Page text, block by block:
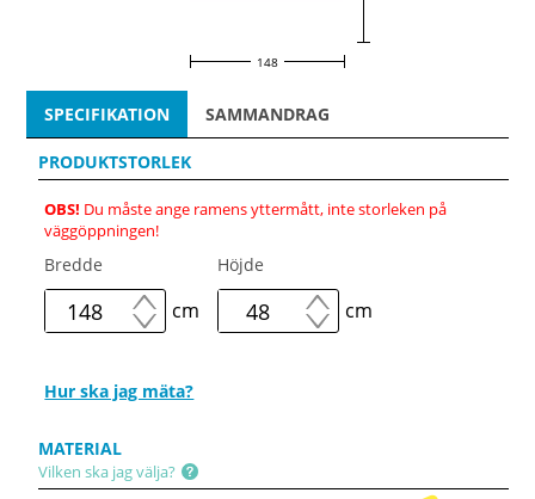
148
SPECIFIKATION SAMMANDRAG
PRODUKTSTORLEK
OBS! Du måste ange ramens yttermått, inte storleken på
väggöppningen!
Bredde
cm
Höjde
cm
Hur ska jag mäta?
MATERIAL
Vilken ska jag välja?